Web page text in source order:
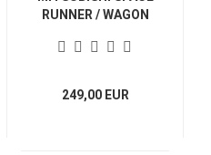
RUNNER / WAGON
SPINTEROGENO
D'ALLUMAGE
DISTRIBUTORE
249,00 EUR